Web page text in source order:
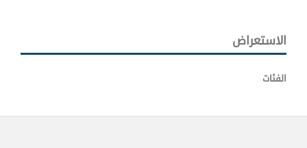
الاستعراض
الفئات